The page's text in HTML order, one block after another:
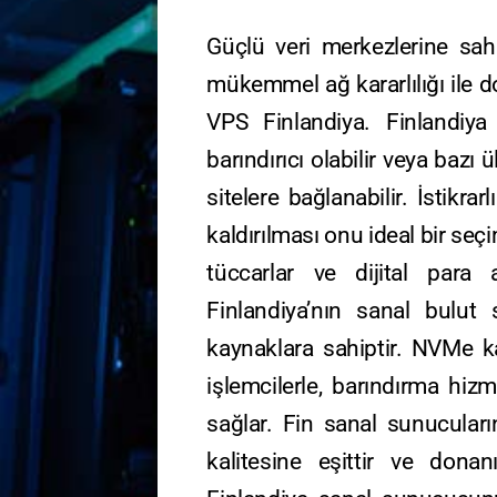
Güçlü veri merkezlerine
mükemmel ağ kararlılığı ile
VPS Finlandiya.
barındırıcı olabilir veya
sitelere bağlanabilir.
kaldırılması onu ideal bir
tüccarlar ve dijital para
Finlandiya’nın sanal
kaynaklara sahiptir. NVMe
işlemcilerle, barındırma
sağlar. Fin sanal
kalitesine eşittir ve